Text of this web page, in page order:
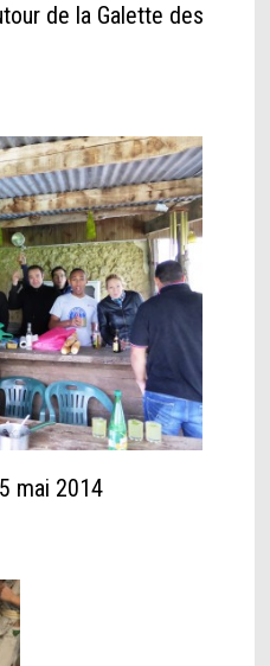
de la Galette des
mai 2014